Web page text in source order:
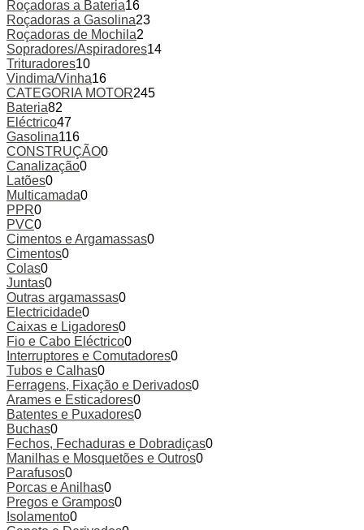
Roçadoras a Bateria16
Roçadoras a Gasolina23
Roçadoras de Mochila2
Sopradores/Aspiradores14
Trituradores10
Vindima/Vinha16
CATEGORIA MOTOR245
Bateria82
Eléctrico47
Gasolina116
CONSTRUÇÃO0
Canalização0
Latões0
Multicamada0
PPR0
PVC0
Cimentos e Argamassas0
Cimentos0
Colas0
Juntas0
Outras argamassas0
Electricidade0
Caixas e Ligadores0
Fio e Cabo Eléctrico0
Interruptores e Comutadores0
Tubos e Calhas0
Ferragens, Fixação e Derivados0
Arames e Esticadores0
Batentes e Puxadores0
Buchas0
Fechos, Fechaduras e Dobradiças0
Manilhas e Mosquetões e Outros0
Parafusos0
Porcas e Anilhas0
Pregos e Grampos0
Isolamento0